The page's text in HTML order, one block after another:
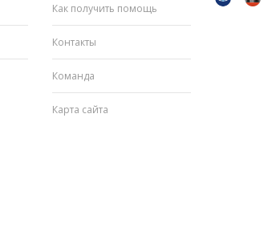
Как получить помощь
Контакты
Команда
Карта сайта